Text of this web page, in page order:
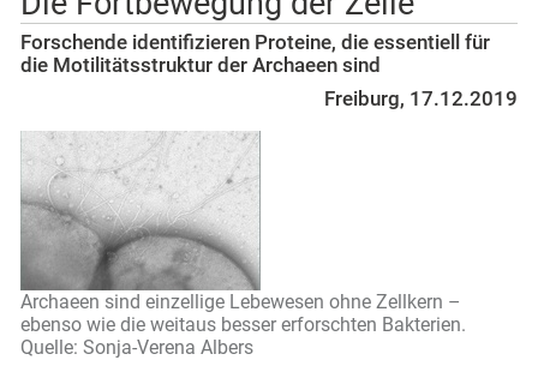
Forschende identifizieren Proteine, die essentiell für
die Motilitätsstruktur der Archaeen sind
Freiburg, 17.12.2019
Archaeen sind einzellige Lebewesen ohne Zellkern –
ebenso wie die weitaus besser erforschten Bakterien.
Quelle: Sonja-Verena Albers